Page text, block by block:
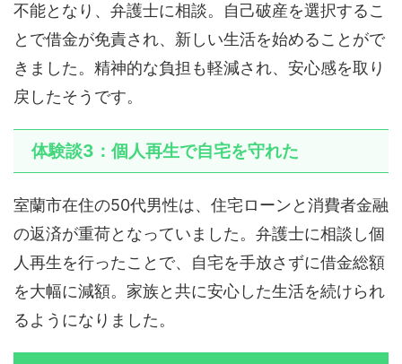
不能となり、弁護士に相談。自己破産を選択するこ
とで借金が免責され、新しい生活を始めることがで
きました。精神的な負担も軽減され、安心感を取り
戻したそうです。
体験談3：個人再生で自宅を守れた
室蘭市在住の50代男性は、住宅ローンと消費者金融
の返済が重荷となっていました。弁護士に相談し個
人再生を行ったことで、自宅を手放さずに借金総額
を大幅に減額。家族と共に安心した生活を続けられ
るようになりました。